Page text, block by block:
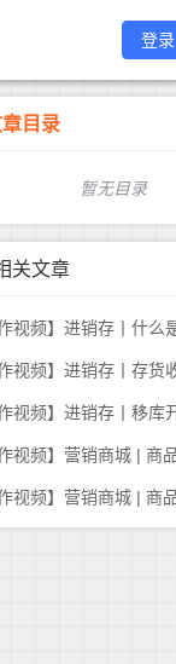
登录
目录
暂无目录
关文章